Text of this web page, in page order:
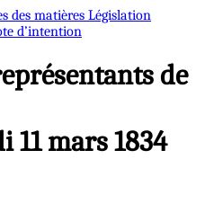
des matières Législation
d’intention
de
11 mars 1834